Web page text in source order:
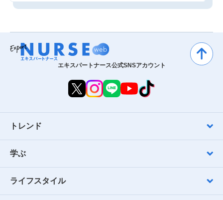
エキスパートナース公式SNSアカウント
トレンド
学ぶ
ライフスタイル